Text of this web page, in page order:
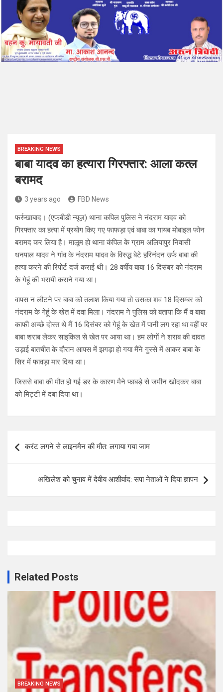
BREAKING NEWS
बाबा यादव का हत्यारा गिरफ्तार: आला कत्ल
बरामद
3 years ago FBD News
फर्रुखाबाद। (एफबीडी न्यूज़) थाना कपिल पुलिस ने नंदराम यादव को
गिरफ्तार का हत्या में प्रयोग किए गए फाफड़ा एवं बाबा का गायब मोबाइल फोन
बरामद कर लिया है। मालूम हो थाना कंपिल के ग्राम अलियापुर निवासी
धनपाल यादव ने गांव के नंदराम यादव के विरुद्ध बेटे हरिनंदन उर्फ बाबा की
हत्या करने की रिपोर्ट दर्ज कराई थी। 28 वर्षीय बाबा 16 दिसंबर को नंदराम
के गेहूं की भरायी कराने गया था।
वापस न लौटने पर बाबा को तलाश किया गया तो उसका शव 18 दिसम्बर को
नंदराम के गेहूं के खेत में दवा मिला। नंदराम ने पुलिस को बताया कि मैं व बाबा
काफी अच्छे दोस्त थे मैं 16 दिसंबर को गेहूं के खेत में पानी लग रहा था वहीं पर
बाबा शराब लेकर साइकिल से खेत पर आया था। हम लोगों ने शराब की दावत
उड़ाई बातचीत के दौरान आपस में झगड़ा हो गया मैंने गुस्से में आकर बाबा के
सिर में फावड़ा मार दिया था।
जिससे बाबा की मौत हो गई डर के कारण मैने फाबड़े से जमीन खोदकर बाबा
को मिट्टी में दबा दिया था।
navigation
करंट लगने से लाइनमैन की मौत: लगाया गया जाम
अखिलेश को चुनाव में देवीय आशीर्वाद: सपा नेताओं ने दिया ज्ञापन
Related Posts
BREAKING NEWS